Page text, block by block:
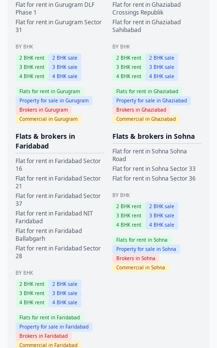
Flat for rent inGurugram DLF
Phase 1
Flat for rent inGurugramSector
31
BY BHK
2 BHK rent 2 BHK sale
3 BHK rent 3 BHK sale
4 BHK rent 4 BHK sale
Flats for rent in Gurugram
Property for sale in Gurugram
Brokers in Gurugram
Commercial in Gurugram
Flat for rent inGhaziabad
Crossings Republik
Flat for rent inGhaziabad
Sahibabad
BY BHK
2 BHK rent 2 BHK sale
3 BHK rent 3 BHK sale
4 BHK rent 4 BHK sale
Flats for rent in Ghaziabad
Property for sale in Ghaziabad
Brokers in Ghaziabad
Commercial in Ghaziabad
Flats & brokers in
Faridabad
Flat for rent in FaridabadSector
16
Flat for rent in FaridabadSector
21
Flat for rent in FaridabadSector
37
Flat for rent in Faridabad NIT
Faridabad
Flat for rent in Faridabad
Ballabgarh
Flat for rent in FaridabadSector
28
BY BHK
2 BHK rent 2 BHK sale
3 BHK rent 3 BHK sale
4 BHK rent 4 BHK sale
Flats for rent in Faridabad
Property for sale in Faridabad
Brokers in Faridabad
Commercial in Faridabad
Flats & brokers in Sohna
Flat for rent inSohna Sohna
Road
Flat for rent inSohna Sector 33
Flat for rent inSohna Sector 36
BY BHK
2 BHK rent 2 BHK sale
3 BHK rent 3 BHK sale
4 BHK rent 4 BHK sale
Flats for rent in Sohna
Property for sale in Sohna
Brokers in Sohna
Commercial in Sohna